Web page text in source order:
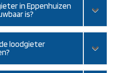
in Eppenhuizen
is?
loodgieter